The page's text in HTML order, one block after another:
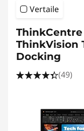
Vertaile
ThinkCentre
ThinkVision
Docking
(49)